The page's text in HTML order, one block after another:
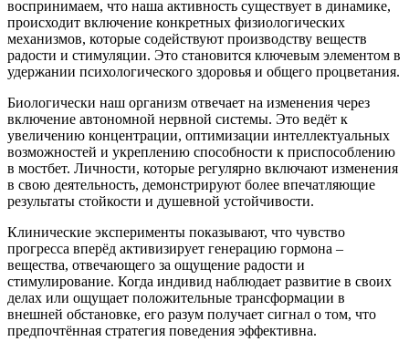
воспринимаем, что наша активность существует в динамике,
происходит включение конкретных физиологических
механизмов, которые содействуют производству веществ
радости и стимуляции. Это становится ключевым элементом в
удержании психологического здоровья и общего процветания.
Биологически наш организм отвечает на изменения через
включение автономной нервной системы. Это ведёт к
увеличению концентрации, оптимизации интеллектуальных
возможностей и укреплению способности к приспособлению
в мостбет. Личности, которые регулярно включают изменения
в свою деятельность, демонстрируют более впечатляющие
результаты стойкости и душевной устойчивости.
Клинические эксперименты показывают, что чувство
прогресса вперёд активизирует генерацию гормона –
вещества, отвечающего за ощущение радости и
стимулирование. Когда индивид наблюдает развитие в своих
делах или ощущает положительные трансформации в
внешней обстановке, его разум получает сигнал о том, что
предпочтённая стратегия поведения эффективна.